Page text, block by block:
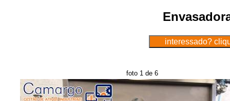
foto 1 de 6